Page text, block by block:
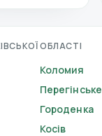
ОБЛАСТІ
Коломия
Перегінське
Городенка
Косів